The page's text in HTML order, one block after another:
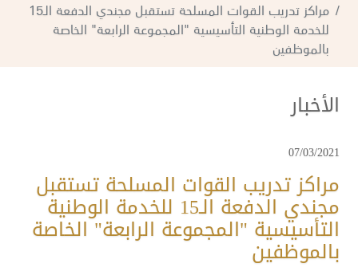
مراكز تدريب القوات المسلحة تستقبل مجندي الدفعة الـ15
للخدمة الوطنية التأسيسية "المجموعة الرابعة" الخاصة
بالموظفين
الأخبار
07/03/2021
مراكز تدريب القوات المسلحة تستقبل
مجندي الدفعة الـ15 للخدمة الوطنية
التأسيسية "المجموعة الرابعة" الخاصة
بالموظفين